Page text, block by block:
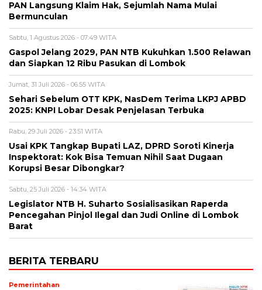
PAN Langsung Klaim Hak, Sejumlah Nama Mulai
Bermunculan
Sabtu, 1 Agustus 2026 - 07:49 WITA
Gaspol Jelang 2029, PAN NTB Kukuhkan 1.500 Relawan
dan Siapkan 12 Ribu Pasukan di Lombok
Jumat, 31 Juli 2026 - 06:55 WITA
Sehari Sebelum OTT KPK, NasDem Terima LKPJ APBD
2025: KNPI Lobar Desak Penjelasan Terbuka
Rabu, 29 Juli 2026 - 23:51 WITA
Usai KPK Tangkap Bupati LAZ, DPRD Soroti Kinerja
Inspektorat: Kok Bisa Temuan Nihil Saat Dugaan
Korupsi Besar Dibongkar?
Sabtu, 25 Juli 2026 - 14:34 WITA
Legislator NTB H. Suharto Sosialisasikan Raperda
Pencegahan Pinjol Ilegal dan Judi Online di Lombok
Barat
BERITA TERBARU
Pemerintahan